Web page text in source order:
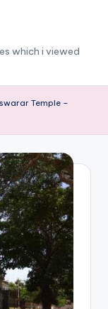
which i viewed
Temple –